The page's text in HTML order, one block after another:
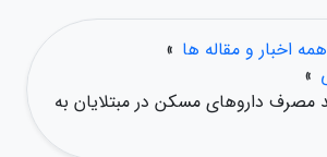
همه اخبار و مقاله ها »
»
مصرف داروهای مسکن در مبتلایان به